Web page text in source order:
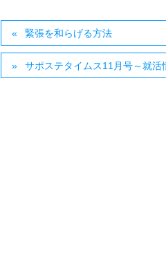
緊張を和らげる方法
サポステタイムス11月号～就活